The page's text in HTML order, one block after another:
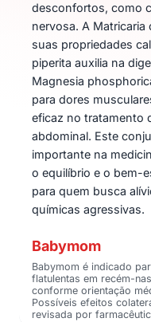
desconfortos, como
nervosa. A
suas propriedades
piperita auxilia na
Magnesia
para dores
eficaz no tratamento
abdominal. Este
importante na
o equilíbrio e o bem-
para quem busca
químicas agressivas.
Babymom
Babymom é indicado
flatulentas em recém-
conforme orientação
Possíveis efeitos
revisada por